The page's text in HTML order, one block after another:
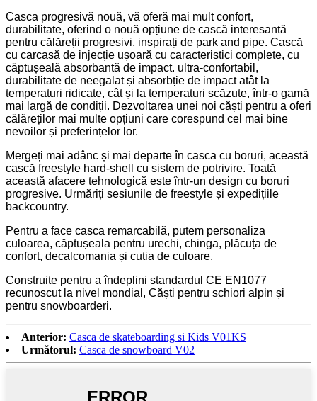
Casca progresivă nouă, vă oferă mai mult confort,
durabilitate, oferind o nouă opțiune de cască interesantă
pentru călăreții progresivi, inspirați de park and pipe. Cască
cu carcasă de injecție ușoară cu caracteristici complete, cu
căptușeală absorbantă de impact. ultra-confortabil,
durabilitate de neegalat și absorbție de impact atât la
temperaturi ridicate, cât și la temperaturi scăzute, într-o gamă
mai largă de condiții. Dezvoltarea unei noi căști pentru a oferi
călăreților mai multe opțiuni care corespund cel mai bine
nevoilor și preferințelor lor.
Mergeți mai adânc și mai departe în casca cu boruri, această
cască freestyle hard-shell cu sistem de potrivire. Toată
această afacere tehnologică este într-un design cu boruri
progresive. Urmăriți sesiunile de freestyle și expedițiile
backcountry.
Pentru a face casca remarcabilă, putem personaliza
culoarea, căptușeala pentru urechi, chinga, plăcuța de
confort, decalcomania și cutia de culoare.
Construite pentru a îndeplini standardul CE EN1077
recunoscut la nivel mondial, Căști pentru schiori alpin și
pentru snowboarderi.
Anterior: Casca de skateboarding si Kids V01KS
Următorul: Casca de snowboard V02